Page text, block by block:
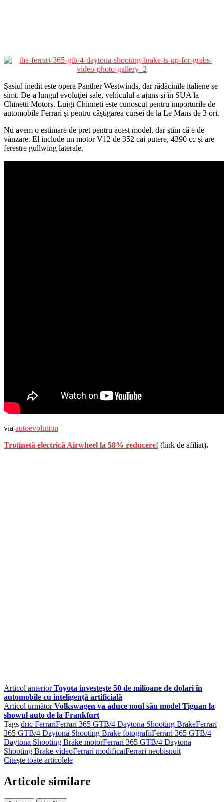
Şasiul inedit este opera Panther Westwinds, dar rădăcinile italiene se
simt. De-a lungul evoluţiei sale, vehiculul a ajuns şi în SUA la
Chinetti Motors. Luigi Chinneti este cunoscut pentru importurile de
automobile Ferrari şi pentru câştigarea cursei de la Le Mans de 3 ori.
Nu avem o estimare de preţ pentru acest model, dar ştim că e de
vânzare. El include un motor V12 de 352 cai putere, 4390 cc şi are
ferestre gullwing laterale.
via autoevolution
Trotinetă electrică Airwheel la 58% reducere! (link de afiliat).
Articol anterior Toyota investeşte 50 de milioane de dolari în
automobile cu inteligenţă artificială
Articol următor Volkswagen va aduce noul său model Tiguan la
showul auto de la Frankfurt
Tags dric FerrariFerrari 365 GTB/4 Daytona Shooting BrakeFerrari
365 GTB/4 Daytona Shooting Brake fotografiiFerrari 365 GTB/4
Daytona Shooting Brake motorFerrari 365 GTB/4 Daytona
Shooting Brake videoFerrari modificatFerrari neobisnuit
Citește toate articolele
Articole similare